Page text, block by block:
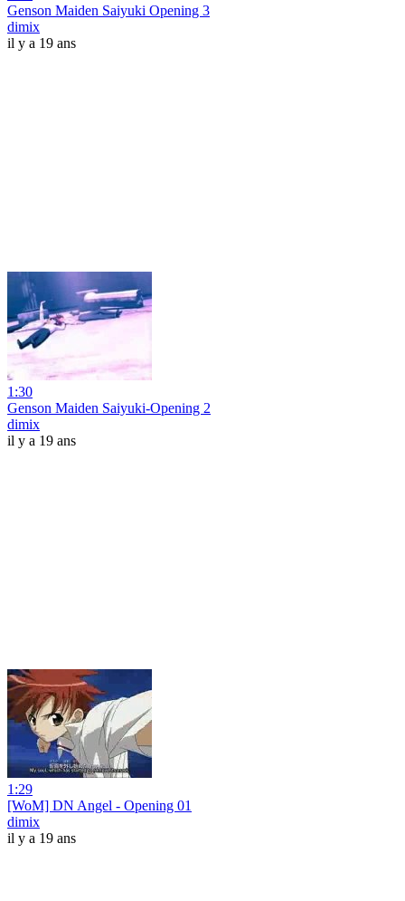
Genson Maiden Saiyuki Opening 3
dimix
il y a 19 ans
1:30
Genson Maiden Saiyuki-Opening 2
dimix
il y a 19 ans
1:29
[WoM] DN Angel - Opening 01
dimix
il y a 19 ans